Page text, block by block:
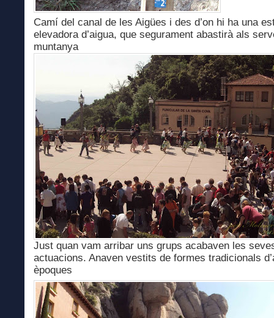
Camí del canal de les Aigües i des d’on hi ha una
elevadora d’aigua, que segurament abastirà als
muntanya
Just quan vam arribar uns grups acabaven les
actuacions. Anaven vestits de formes tradicionals
èpoques